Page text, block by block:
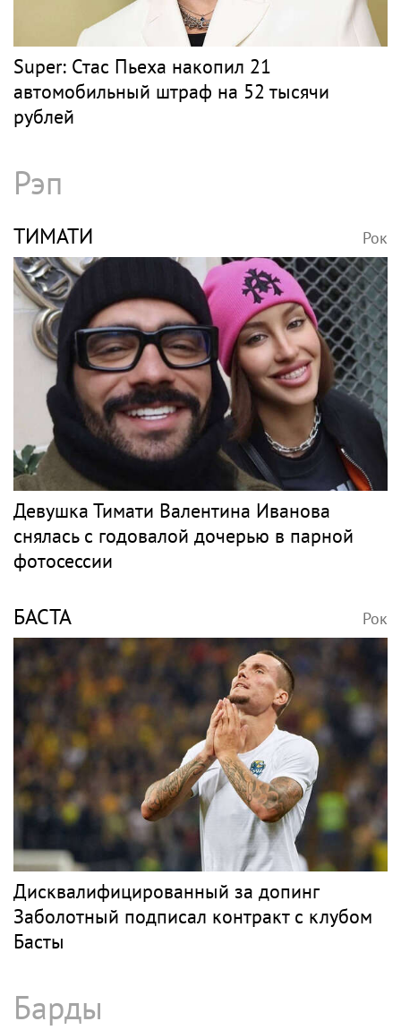
Super: Стас Пьеха накопил 21
автомобильный штраф на 52 тысячи
рублей
Рэп
ТИМАТИ Рок
Девушка Тимати Валентина Иванова
снялась с годовалой дочерью в парной
фотосессии
БАСТА Рок
Дисквалифицированный за допинг
Заболотный подписал контракт с клубом
Басты
Барды